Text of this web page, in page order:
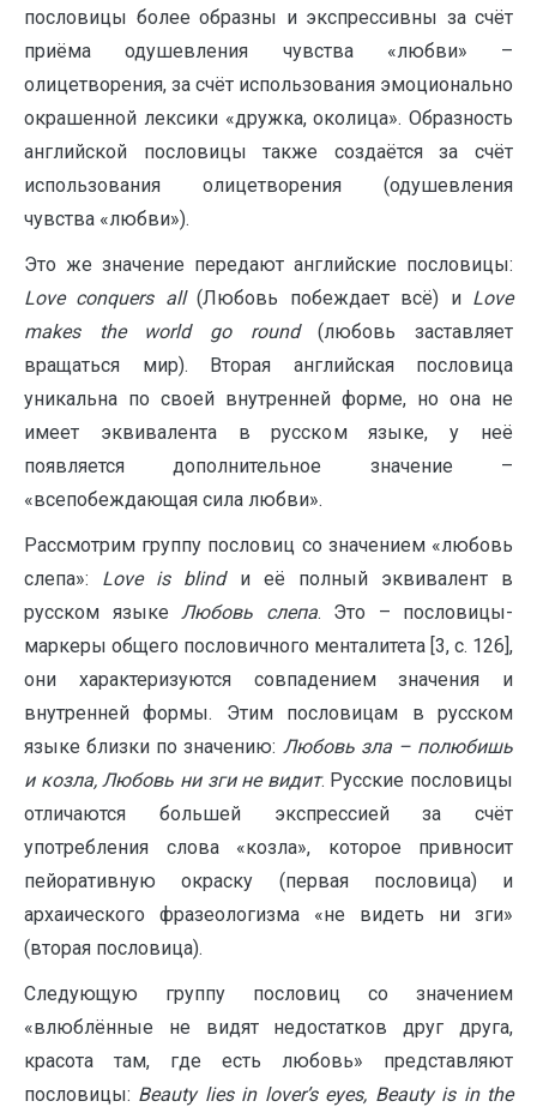
пословицы более образны и экспрессивны за счёт
приёма одушевления чувства «любви» –
олицетворения, за счёт использования эмоционально
окрашенной лексики «дружка, околица». Образность
английской пословицы также создаётся за счёт
использования олицетворения (одушевления
чувства «любви»).
Это же значение передают английские пословицы:
Love conquers all(Любовь побеждает всё) и Love
makes
the world go round(любовь заставляет
вращаться мир). Вторая английская пословица
уникальна по своей внутренней форме, но она не
имеет эквивалента в русском языке, у неё
появляется дополнительное значение –
«всепобеждающая сила любви».
Рассмотрим группу пословиц со значением «любовь
слепа»: Love is blindи её полный эквивалент в
русском языке Любовь слепа. Это – пословицы-
маркеры общего пословичного менталитета [3, с. 126],
они характеризуются совпадением значения и
внутренней формы. Этим пословицам в русском
языке близки по значению: Любовь зла – полюбишь
и козла, Любовь ни зги не видит. Русские пословицы
отличаются большей экспрессией за счёт
употребления слова «козла», которое привносит
пейоративную окраску (первая пословица) и
архаического фразеологизма «не видеть ни зги»
(вторая пословица).
Следующую группу пословиц со значением
«влюблённые не видят недостатков друг друга,
красота там, где есть любовь» представляют
пословицы: Beauty lies in lover’s eyes, Beauty is in the